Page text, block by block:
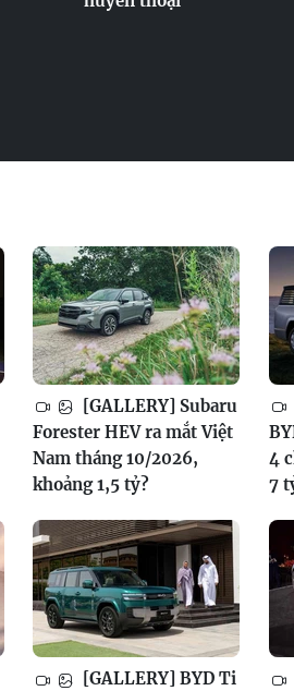
[GALLERY] Subaru
Forester HEV ra mắt Việt
Nam tháng 10/2026,
khoảng 1,5 tỷ?
4
7
[GALLERY] BYD Ti